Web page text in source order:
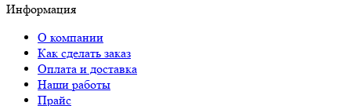
Информация
О компании
Как сделать заказ
Оплата и доставка
Наши работы
Прайс